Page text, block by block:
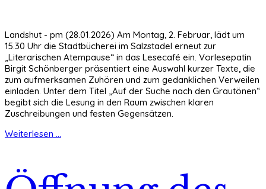
Landshut - pm (28.01.2026) Am Montag, 2. Februar, lädt um
15.30 Uhr die Stadtbücherei im Salzstadel erneut zur
„Literarischen Atempause“ in das Lesecafé ein. Vorlesepatin
Birgit Schönberger präsentiert eine Auswahl kurzer Texte, die
zum aufmerksamen Zuhören und zum gedanklichen Verweilen
einladen. Unter dem Titel „Auf der Suche nach den Grautönen“
begibt sich die Lesung in den Raum zwischen klaren
Zuschreibungen und festen Gegensätzen.
Weiterlesen ...